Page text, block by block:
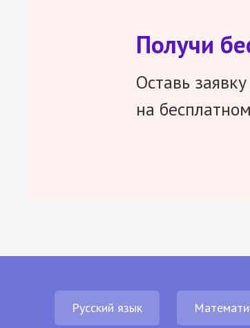
Получи
Оставь
на
Русский язык